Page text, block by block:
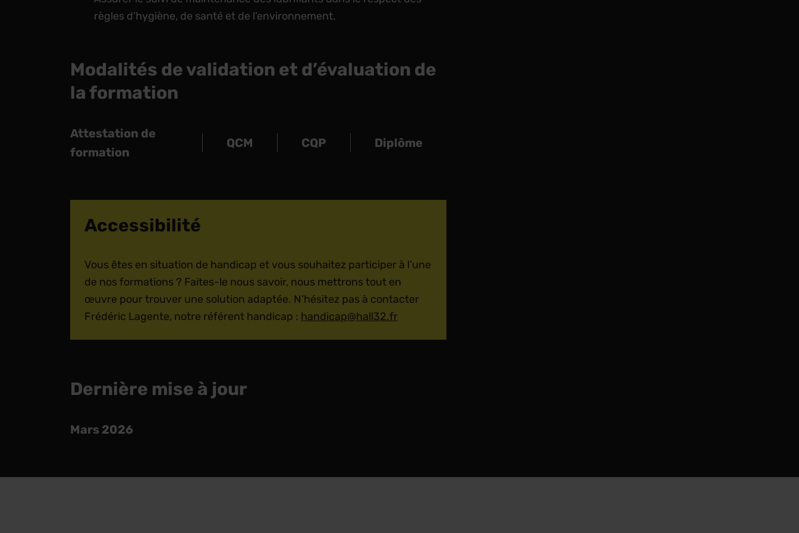
règles d’hygiène, de santé et de l’environnement.
Modalités de validation et d’évaluation de
la formation
Attestation de
formation
QCM CQP Diplôme
Accessibilité
Vous êtes en situation de handicap et vous souhaitez participer à l’une
de nos formations ? Faites-le nous savoir, nous mettrons tout en
œuvre pour trouver une solution adaptée. N’hésitez pas à contacter
Frédéric Lagente, notre référent handicap : handicap@hall32.fr
Dernière mise à jour
Mars 2026